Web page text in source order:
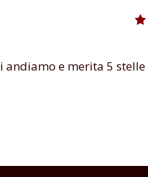
e merita 5 stelle